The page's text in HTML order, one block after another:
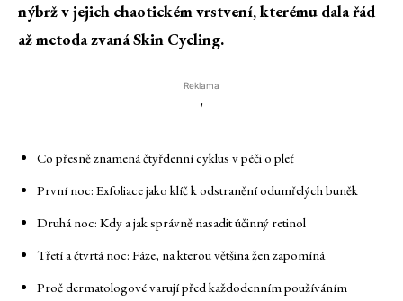
nýbrž v jejich chaotickém vrstvení, kterému dala řád
až metoda zvaná Skin Cycling.
Reklama
'
Co přesně znamená čtyřdenní cyklus v péči o pleť
První noc: Exfoliace jako klíč k odstranění odumřelých buněk
Druhá noc: Kdy a jak správně nasadit účinný retinol
Třetí a čtvrtá noc: Fáze, na kterou většina žen zapomíná
Proč dermatologové varují před každodenním používáním